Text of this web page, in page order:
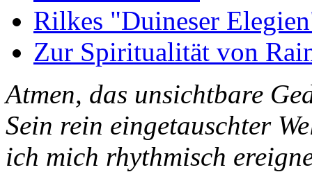
Rilkes "Duineser
Zur Spiritualität von
Atmen, das unsichtbare
Sein rein eingetauschter
ich mich rhythmisch